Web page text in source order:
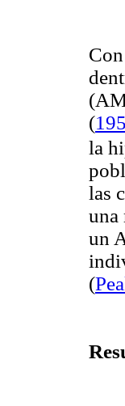
(
la
las
una
un
(